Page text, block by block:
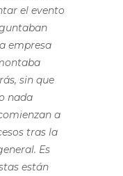
el evento
empresa
sin que
nada
a
tras la
Es
están